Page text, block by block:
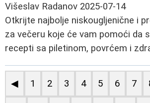
Višeslav Radanov 2025-07-14
Otkrijte najbolje niskougljenične i
za večeru koje će vam pomoći da
recepti sa piletinom, povrćem i
◀ 1 2 3 4 5 6 7